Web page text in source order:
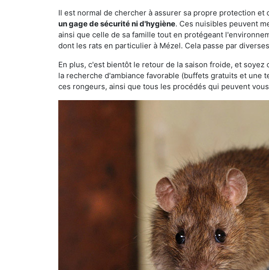
Il est normal de chercher à assurer sa propre protection
un gage de sécurité ni d'hygiène. Ces nuisibles peuvent
ainsi que celle de sa famille tout en protégeant
dont les rats en particulier à Mézel. Cela passe par
En plus, c'est bientôt le retour de la saison froide, et
la recherche d'ambiance favorable (buffets gratuits et une
ces rongeurs, ainsi que tous les procédés qui peuvent